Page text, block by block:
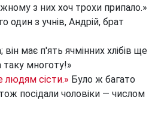
з них хоч трохи припало.»
один з учнів, Андрій, брат
має п'ять ячмінних хлібів ще
таку многоту!»
людям сісти.» Було ж багато
посідали чоловіки — числом